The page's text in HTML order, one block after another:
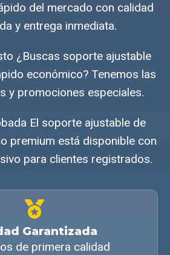
del mercado con calidad
y entrega inmediata.
¿Buscas soporte ajustable
económico? Tenemos las
y promociones especiales.
El soporte ajustable de
premium está disponible con
para clientes registrados.
Garantizada
de primera calidad